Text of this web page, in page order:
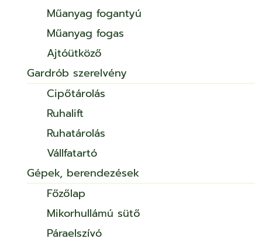
Műanyag fogantyú
Műanyag fogas
Ajtóütköző
Gardrób szerelvény
Cipőtárolás
Ruhalift
Ruhatárolás
Vállfatartó
Gépek, berendezések
Főzőlap
Mikorhullámú sütő
Páraelszívó